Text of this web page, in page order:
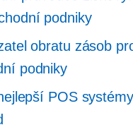
podniky
obratu zásob
podniky
POS